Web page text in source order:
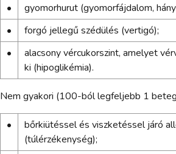
•
gyomorhurut (gyomorfájdalom,
•
forgó jellegű szédülés (vertigó);
•
alacsony vércukorszint, amelyet
ki (hipoglikémia).
Nem gyakori (100-ból legfeljebb 1
•
bőrkiütéssel és viszketéssel járó
(túlérzékenység);